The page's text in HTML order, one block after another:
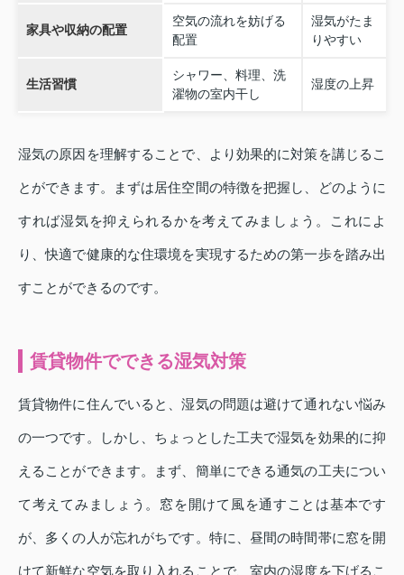
家具や収納の配置
空気の流れを妨げる
配置
湿気がたま
りやすい
生活習慣
シャワー、料理、洗
濯物の室内干し
湿度の上昇
湿気の原因を理解することで、より効果的に対策を講じるこ
とができます。まずは居住空間の特徴を把握し、どのように
すれば湿気を抑えられるかを考えてみましょう。これによ
り、快適で健康的な住環境を実現するための第一歩を踏み出
すことができるのです。
賃貸物件でできる湿気対策
賃貸物件に住んでいると、湿気の問題は避けて通れない悩み
の一つです。しかし、ちょっとした工夫で湿気を効果的に抑
えることができます。まず、簡単にできる通気の工夫につい
て考えてみましょう。窓を開けて風を通すことは基本です
が、多くの人が忘れがちです。特に、昼間の時間帯に窓を開
けて新鮮な空気を取り入れることで、室内の湿度を下げるこ